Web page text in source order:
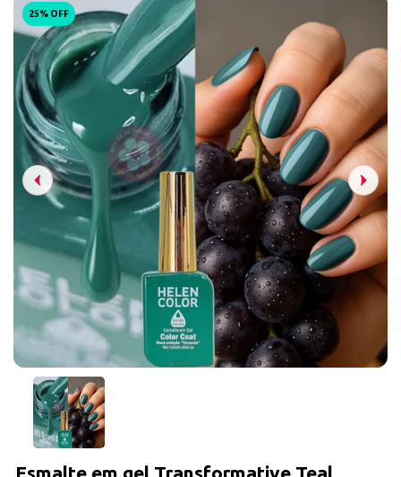
25% OFF
Esmalte em gel Transformative Teal